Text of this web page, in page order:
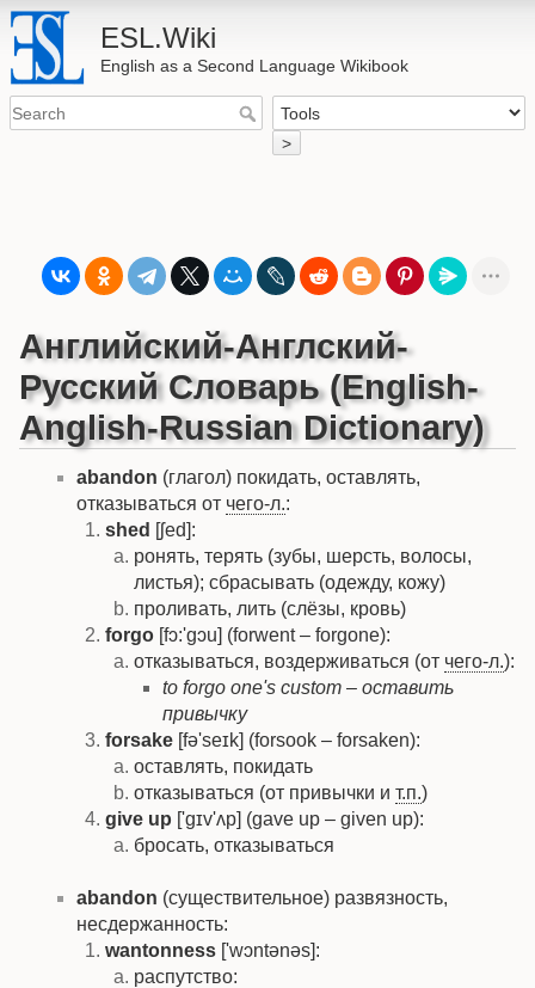
ESL.Wiki
English as a Second Language Wikibook
>
Английский-Англский-
Русский Словарь (English-
Anglish-Russian Dictionary)
abandon (глагол) покидать, оставлять,
отказываться от чего-л.:
shed [ʃed]:
ронять, терять (зубы, шерсть, волосы,
листья); сбрасывать (одежду, кожу)
проливать, лить (слёзы, кровь)
forgo [fɔ:'gɔu] (forwent – forgone):
отказываться, воздерживаться (от чего-л.):
to forgo one's custom – оставить
привычку
forsake [fə'seɪk] (forsook – forsaken):
оставлять, покидать
отказываться (от привычки и т.п.)
give up ['gɪv'ʌp] (gave up – given up):
бросать, отказываться
abandon (существительное) развязность,
несдержанность:
wantonness ['wɔntənəs]:
распутство: